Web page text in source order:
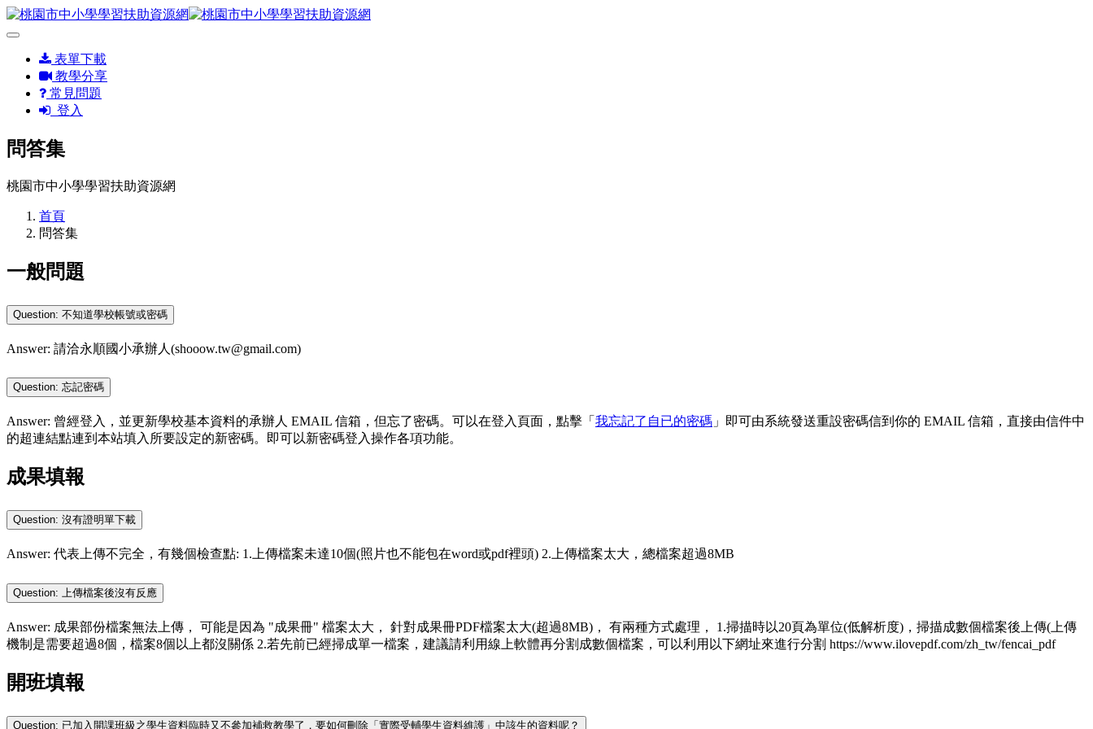
表單下載
教學分享
常見問題
登入
問答集
桃園市中小學學習扶助資源網
首頁
問答集
一般問題
Question: 不知道學校帳號或密碼
Answer: 請洽永順國小承辦人(shooow.tw@gmail.com)
Question: 忘記密碼
Answer: 曾經登入，並更新學校基本資料的承辦人 EMAIL 信箱，但忘了密碼。可以在登入頁面，點擊「 我忘記了自已的密碼 」即可由系統發送重設密碼信到你的 EMAIL 信箱，直接由信件中
的超連結點連到本站填入所要設定的新密碼。即可以新密碼登入操作各項功能。
成果填報
Question: 沒有證明單下載
Answer: 代表上傳不完全，有幾個檢查點: 1.上傳檔案未達10個(照片也不能包在word或pdf裡頭) 2.上傳檔案太大，總檔案超過8MB
Question: 上傳檔案後沒有反應
Answer: 成果部份檔案無法上傳， 可能是因為 "成果冊" 檔案太大， 針對成果冊PDF檔案太大(超過8MB)， 有兩種方式處理， 1.掃描時以20頁為單位(低解析度)，掃描成數個檔案後上傳(上傳
機制是需要超過8個，檔案8個以上都沒關係 2.若先前已經掃成單一檔案，建議請利用線上軟體再分割成數個檔案，可以利用以下網址來進行分割 https://www.ilovepdf.com/zh_tw/fencai_pdf
開班填報
Question: 已加入開課班級之學生資料臨時又不參加補救教學了，要如何刪除「實際受輔學生資料維護」中該生的資料呢？